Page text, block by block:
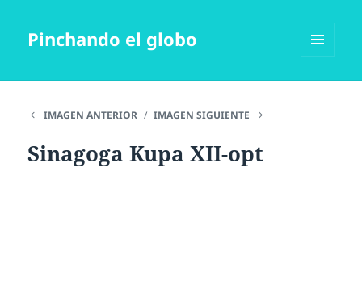
Pinchando el globo
IMAGEN ANTERIOR
IMAGEN SIGUIENTE
Sinagoga Kupa XII-opt